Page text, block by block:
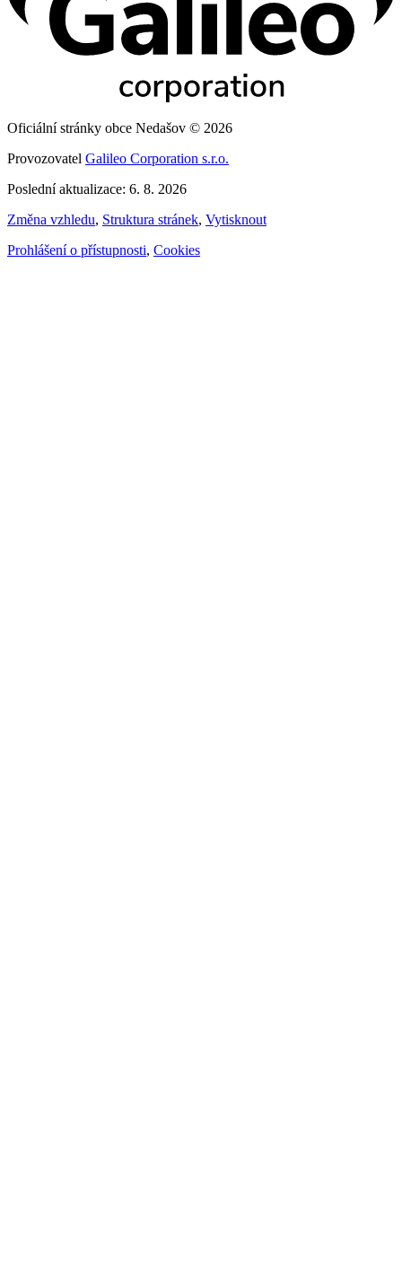
Oficiální stránky obce Nedašov © 2026
Provozovatel Galileo Corporation s.r.o.
Poslední aktualizace: 6. 8. 2026
Změna vzhledu, Struktura stránek, Vytisknout
Prohlášení o přístupnosti, Cookies